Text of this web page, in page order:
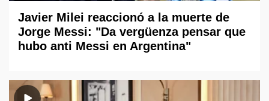
Javier Milei reaccionó a la muerte de
Jorge Messi: "Da vergüenza pensar que
hubo anti Messi en Argentina"